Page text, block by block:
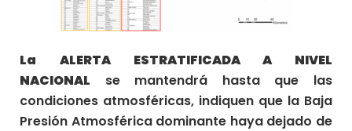
La
ALERTA ESTRATIFICADA A NIVEL
NACIONAL se mantendrá hasta que las
condiciones atmosféricas, indiquen que la Baja
Presión Atmosférica dominante haya dejado de